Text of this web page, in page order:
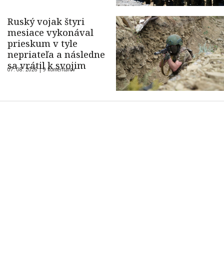
Ruský vojak štyri
mesiace vykonával
prieskum v tyle
nepriateľa a následne
sa vrátil k svojim
07. 08. 2026 |9 komentárov